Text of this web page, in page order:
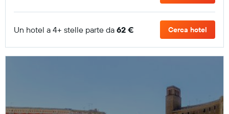
Un hotel a 4+ stelle parte da 62 € Cerca hotel